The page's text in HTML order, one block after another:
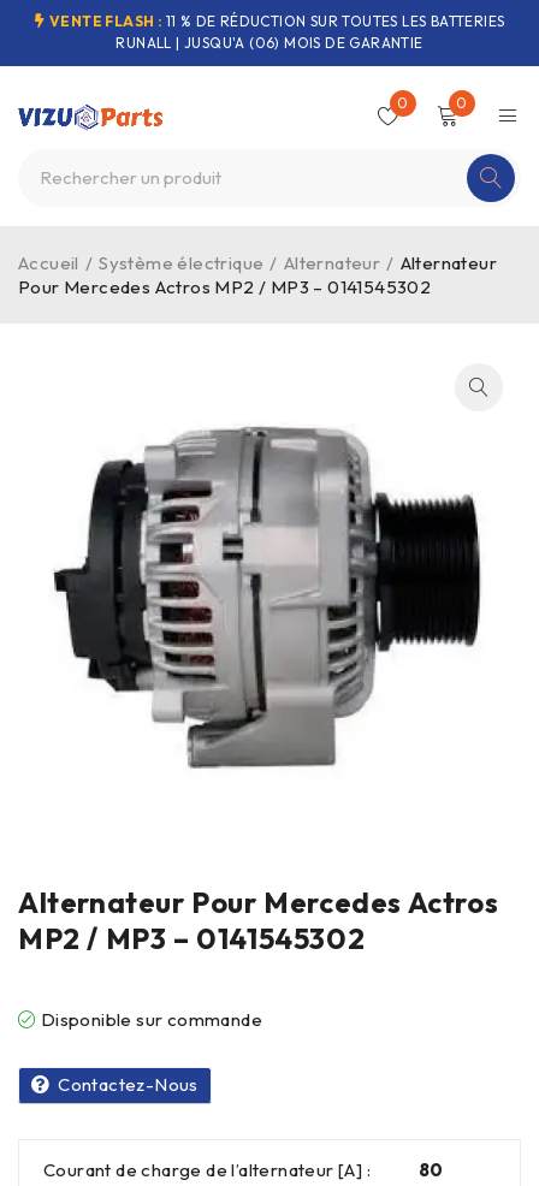
VENTE FLASH : 11 % DE RÉDUCTION SUR TOUTES LES BATTERIES
RUNALL | JUSQU'A (06) MOIS DE GARANTIE
0 0
Accueil / Système électrique / Alternateur / Alternateur
Pour Mercedes Actros MP2 / MP3 – 0141545302
Alternateur Pour Mercedes Actros
MP2 / MP3 – 0141545302
Disponible sur commande
Contactez-Nous
Courant de charge de l’alternateur [A] : 80